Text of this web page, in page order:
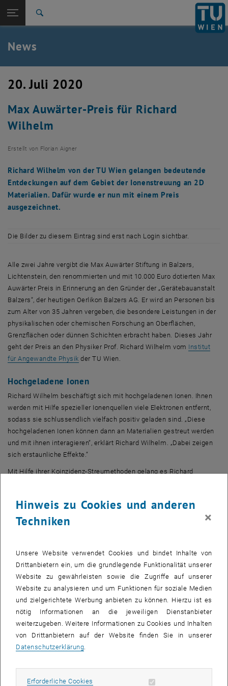
TU Login
Quicklinks
Quicklinks-Menü umschalten
Studium
Zurück: Subseiten von Aktuelles auflisten
Zurück zur letzten Ebene:
Aktuelles
News
News
20. Juli 2020
Max Auwärter-Preis für Richard
Wilhelm
Erstellt von Florian Aigner
Richard Wilhelm von der TU Wien gelangen bedeutende
Entdeckungen auf dem Gebiet der Ionenstreuung an 2D
Materialien. Dafür wurde er nun mit einem Preis
ausgezeichnet.
Die Bilder zu diesem Eintrag sind erst nach Login sichtbar.
Alle zwei Jahre vergibt die Max Auwärter Stiftung in Balzers,
Lichtenstein, den renommierten und mit 10.000 Euro dotierten Max
Auwärter Preis in Erinnerung an den Gründer der „Gerätebauanstalt
Balzers“, der heutigen Oerlikon Balzers AG. Er wird an Personen bis
zum Alter von 35 Jahren vergeben, die besondere Leistungen in der
physikalischen oder chemischen Forschung an Oberflächen,
Grenzflächen oder dünnen Schichten erbracht haben. Dieses Jahr
geht der Preis an den Physiker Prof. Richard Wilhelm vom Institut
für Angewandte Physik, öffnet eine externe URL in einem neuen
der TU Wien.
Hochgeladene Ionen
Richard Wilhelm beschäftigt sich mit hochgeladenen Ionen. Ihnen
werden mit Hilfe spezieller Ionenquellen viele Elektronen entfernt,
sodass sie schlussendlich vielfach positiv geladen sind. „Diese
hochgeladenen Ionen können dann an Materialien gestreut werden
und mit ihnen interagieren“, erklärt Richard Wilhelm. „Dabei zeigen
sich erstaunliche Effekte.“
Mit Hilfe ihrer Koinzidenz-Streumethoden gelang es Richard
untersuchen. Die Graphen-Schicht mit einer Dicke von nur einer
einzigen Atomlage reicht bereits aus, um die hochgeladenen Ionen
kurzer Zeit Elektronen transportiert und an die Ionen abgegeben.
Dabei entsteht lokal im Graphen ein elektrischer Strom, der um
Größenordnungen stärker ist als man vorher für möglich gehalten
hatte - und das, ohne dass die Graphenschicht dadurch zerstört
wird.
„Interessanterweise geben auch andere 2D Materialien wie etwa
ähnlich viele Elektronen an das Ion ab, reißen durch den
maßgeschneiderte Anwendungen von 2D Materialien mittels
Der Effekt des schnellen Ladungseinfangs konnte an der TU Wien
Hinweis zu Cookies und anderen
Techniken
×
Unsere Website verwendet Cookies und bindet Inhalte von
Drittanbietern ein, um die grundlegende Funktionalität unserer
Website zu gewährleisten sowie die Zugriffe auf unserer
Website zu analysieren und um Funktionen für soziale Medien
und zielgerichtete Werbung anbieten zu können. Hierzu ist es
nötig Informationen an die jeweiligen Dienstanbieter
weiterzugeben. Weitere Informationen zu Cookies und Inhalten
von Drittanbietern auf der Website finden Sie in unserer
Datenschutzerklärung.
Erforderliche Cookies Erforderliche Cookies zulassen